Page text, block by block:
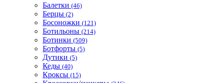
Балетки (46)
Берцы (2)
Босоножки (121)
Ботильоны (214)
Ботинки (509)
Ботфорты (5)
Дутики (5)
Кеды (40)
Кроксы (15)